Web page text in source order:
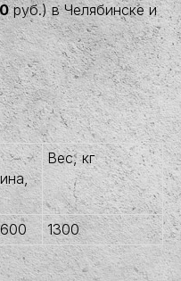
руб.) в Челябинске и
Вес, кг
1300